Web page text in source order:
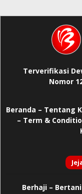
Terverifikasi
Nomor
Beranda – Tentang
– Term &
Berhaji– Bertani